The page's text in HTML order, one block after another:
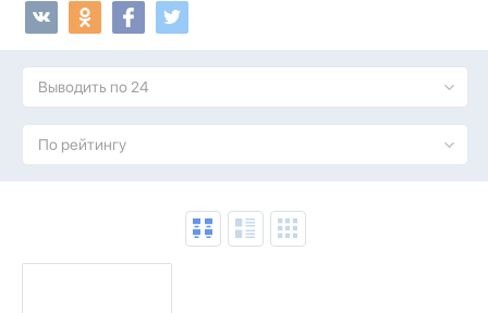
Выводить по 24
По рейтингу